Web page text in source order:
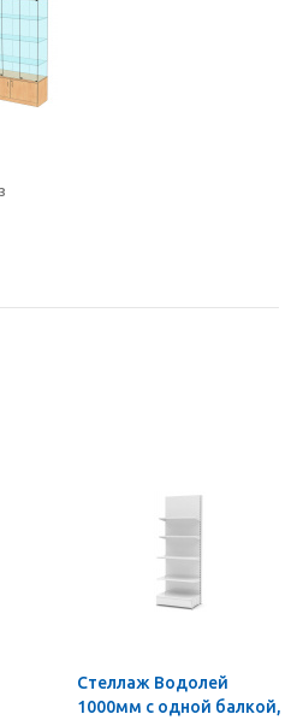
Стеллаж Водолей
1000мм с одной балкой,